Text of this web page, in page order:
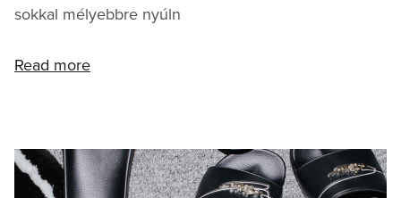
sokkal mélyebbre nyúln
Read more